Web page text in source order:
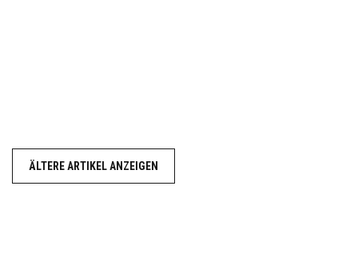
ÄLTERE ARTIKEL ANZEIGEN